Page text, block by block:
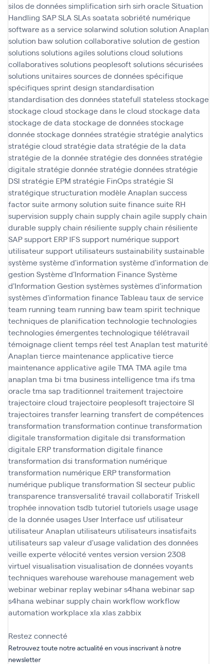
silos de donnéessimplification sirhsirh oracleSituation
Handling SAPSLA SLAssoatata sobriété numérique
software as a servicesolarwind solution solution Anaplan
solution bawsolution collaborativesolution de gestion
solutionssolutions agilessolutions cloud solutions
collaborativessolutions peoplesoftsolutions sécurisées
solutions unitairessources de donnéesspécifique
spécifiquessprint design standardisation
standardisation des donnéesstatefull statelessstockage
stockage cloud stockage dans le cloud stockage data
stockage de data stockage de donnéesstockage
donnéestockage donnéesstratégiestratégie analytics
stratégie cloud stratégie data stratégie de la data
stratégie de la donnéestratégie des donnéesstratégie
digitalestratégie donnéestratégie donnéesstratégie
DSI stratégie EPMstratégie FinOpsstratégie SI
stratégiquestructuration modèle Anaplan success
factorsuite armony solution suite financesuite RH
supervision supply chain supply chain agilesupply chain
durablesupply chain résilientesupply chain résiliente
SAPsupport ERP IFSsupport numériquesupport
utilisateursupport utilisateurssustainabilitysustainable
systèmesystème d'information système d'information de
gestion Système d'Information FinanceSystème
d'Information Gestion systèmessystèmes d'information
systèmes d'information financeTableau taux de service
team running team running bawteam spirittechnique
techniques de planification technologietechnologies
technologies émergentestechnologiquetélétravail
témoignage clienttemps réel test Anaplan test maturité
Anaplan tierce maintenance applicativetierce
maintenance applicative agileTMA TMA agiletma
anaplan tma bi tma business intelligencetma ifstma
oracletma sap traditionnel traitementtrajectoire
trajectoire cloud trajectoire peoplesofttrajectoire SI
trajectoirestransfer learning transfert de compétences
transformation transformation continuetransformation
digitaletransformation digitale dsi transformation
digitale ERPtransformation digitale finance
transformation dsi transformation numérique
transformation numérique ERPtransformation
numérique publiquetransformation SI secteur public
transparencetransversalitétravail collaboratifTriskell
trophée innovation tsdb tutoriel tutoriels usage usage
de la donnée usages User Interface usf utilisateur
utilisateur Anaplan utilisateurs utilisateurs insatisfaits
utilisateurs sap valeur d'usagevalidation des données
veille expertevélocitéventesversion version 2308
virtuel visualisation visualisation de donnéesvoyants
techniqueswarehousewarehouse managementweb
webinarwebinar replaywebinar s4hana webinar sap
s4hana webinar supply chain workflowworkflow
automation workplacexla xlaszabbix
Restez connecté
Retrouvez toute notre actualité en vous inscrivant à notre
newsletter